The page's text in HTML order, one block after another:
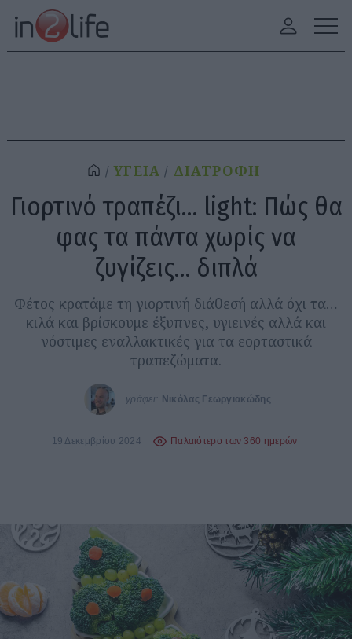
ΥΓΕΙΑ ΔΙΑΤΡΟΦΗ
Γιορτινό τραπέζι… light: Πώς θα
φας τα πάντα χωρίς να
ζυγίζεις… διπλά
Φέτος κρατάμε τη γιορτινή διάθεσή αλλά όχι τα…
κιλά και βρίσκουμε έξυπνες, υγιεινές αλλά και
νόστιμες εναλλακτικές για τα εορταστικά
τραπεζώματα.
γράφει: Νικόλας Γεωργιακώδης
19 Δεκεμβρίου 2024 Παλαιότερο των 360 ημερών